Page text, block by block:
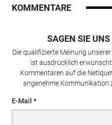
KOMMENTARE
SAGEN SIE
Die qualifizierte Meinung
ist ausdrücklich
Kommentaren auf die
angenehme Kommunikation
E-Mail